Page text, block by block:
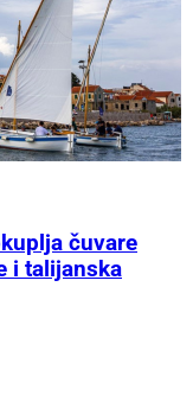
čuvare
i talijanska